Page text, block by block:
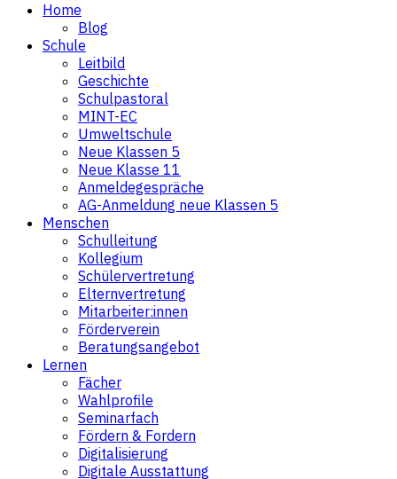
Home
Blog
Schule
Leitbild
Geschichte
Schulpastoral
MINT-EC
Umweltschule
Neue Klassen 5
Neue Klasse 11
Anmeldegespräche
AG-Anmeldung neue Klassen 5
Menschen
Schulleitung
Kollegium
Schülervertretung
Elternvertretung
Mitarbeiter:innen
Förderverein
Beratungsangebot
Lernen
Fächer
Wahlprofile
Seminarfach
Fördern & Fordern
Digitalisierung
Digitale Ausstattung